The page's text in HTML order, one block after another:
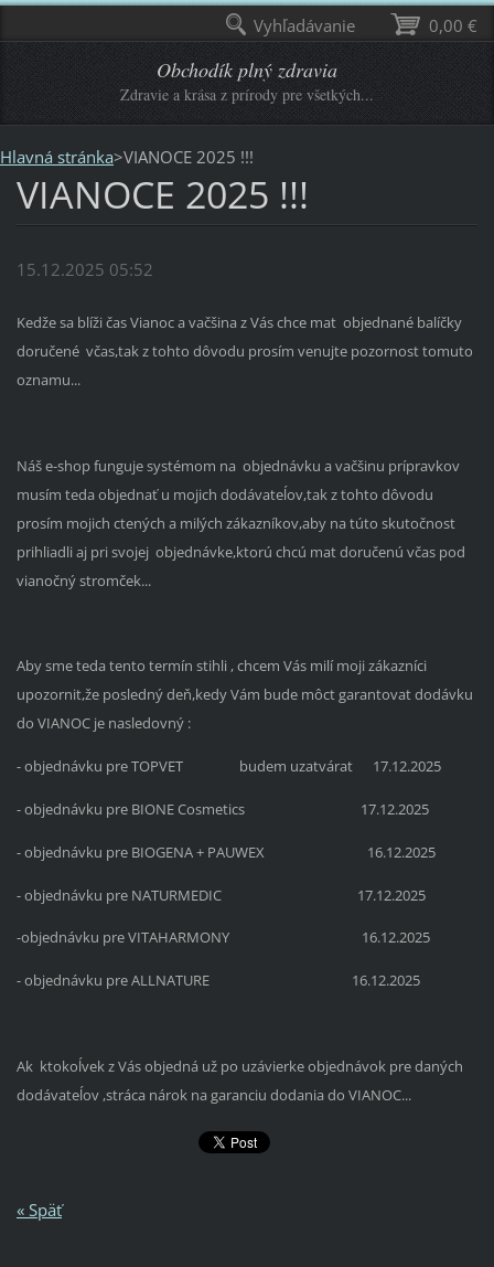
Obchodík plný zdravia
Zdravie a krása z prírody pre všetkých...
Hlavná stránka>VIANOCE 2025 !!!
VIANOCE 2025 !!!
15.12.2025 05:52
Kedže sa blíži čas Vianoc a vačšina z Vás chce mat objednané balíčky
doručené včas,tak z tohto dôvodu prosím venujte pozornost tomuto
oznamu...
Náš e-shop funguje systémom na objednávku a vačšinu prípravkov
musím teda objednať u mojich dodávateĺov,tak z tohto dôvodu
prosím mojich ctených a milých zákazníkov,aby na túto skutočnost
prihliadli aj pri svojej objednávke,ktorú chcú mat doručenú včas pod
vianočný stromček...
Aby sme teda tento termín stihli , chcem Vás milí moji zákazníci
upozornit,že posledný deň,kedy Vám bude môct garantovat dodávku
do VIANOC je nasledovný :
- objednávku pre TOPVET budem uzatvárat 17.12.2025
- objednávku pre BIONE Cosmetics 17.12.2025
- objednávku pre BIOGENA + PAUWEX 16.12.2025
- objednávku pre NATURMEDIC 17.12.2025
-objednávku pre VITAHARMONY 16.12.2025
- objednávku pre ALLNATURE 16.12.2025
Ak ktokoĺvek z Vás objedná už po uzávierke objednávok pre daných
dodávateĺov ,stráca nárok na garanciu dodania do VIANOC...
« Späť
0,00 €
Vyhľadávanie